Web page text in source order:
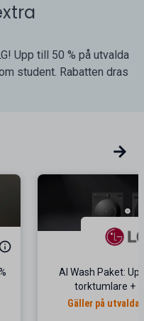
Upp till 50 % på utvalda
student. Rabatten dras
AI Wash Paket:
torktumlare +
Gäller på